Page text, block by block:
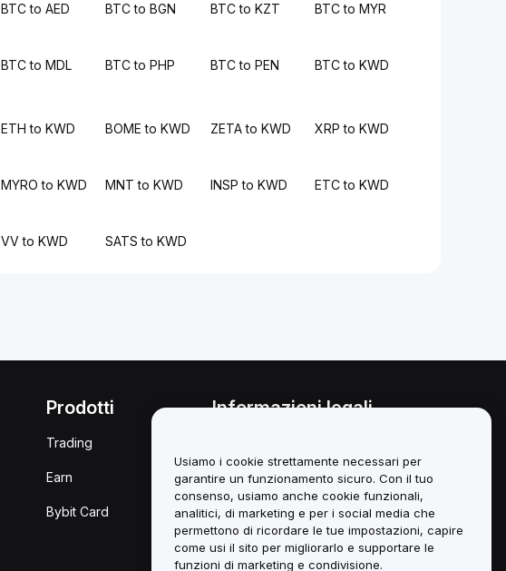
BTC to AED BTC to BGN BTC to KZT BTC to MYR
BTC to MDL BTC to PHP BTC to PEN BTC to KWD
ETH to KWD BOME to KWD ZETA to KWD XRP to KWD
MYRO to KWD MNT to KWD INSP to KWD ETC to KWD
VV to KWD SATS to KWD
Prodotti
Trading
Earn
Bybit Card
Informazioni legali
Sintesi della *Custody and
Administration Policy*
Informazioni ESG
Libri bianchi degli asset Crypto
Usiamo i cookie strettamente necessari per
garantire un funzionamento sicuro. Con il tuo
consenso, usiamo anche cookie funzionali,
analitici, di marketing e per i social media che
permettono di ricordare le tue impostazioni, capire
come usi il sito per migliorarlo e supportare le
funzioni di marketing e condivisione.